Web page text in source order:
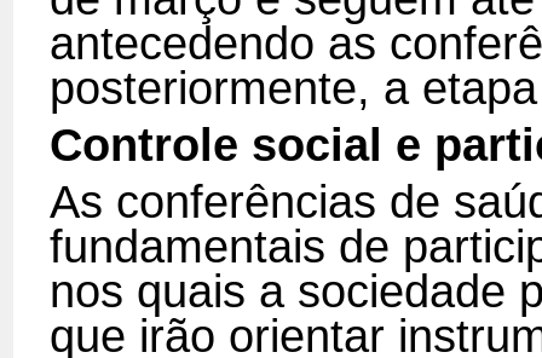
antecedendo as
posteriormente, a
Controle social e
As conferências de
fundamentais de
nos quais a sociedade
que irão orientar